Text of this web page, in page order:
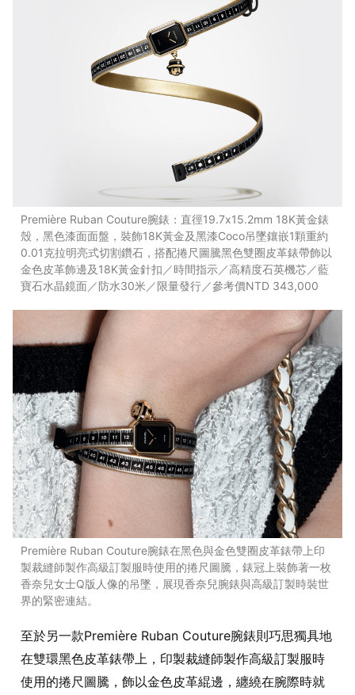
Première Ruban Couture腕錶：直徑19.7x15.2mm 18K黃金錶
殼，黑色漆面面盤，裝飾18K黃金及黑漆Coco吊墜鑲嵌1顆重約
0.01克拉明亮式切割鑽石，搭配捲尺圖騰黑色雙圈皮革錶帶飾以
金色皮革飾邊及18K黃金針扣／時間指示／高精度石英機芯／藍
寶石水晶鏡面／防水30米／限量發行／參考價NTD 343,000
Première Ruban Couture腕錶在黑色與金色雙圈皮革錶帶上印
製裁縫師製作高級訂製服時使用的捲尺圖騰，錶冠上裝飾著一枚
香奈兒女士Q版人像的吊墜，展現香奈兒腕錶與高級訂製時裝世
界的緊密連結。
至於另一款Première Ruban Couture腕錶則巧思獨具地
在雙環黑色皮革錶帶上，印製裁縫師製作高級訂製服時
使用的捲尺圖騰，飾以金色皮革緄邊，纏繞在腕際時就